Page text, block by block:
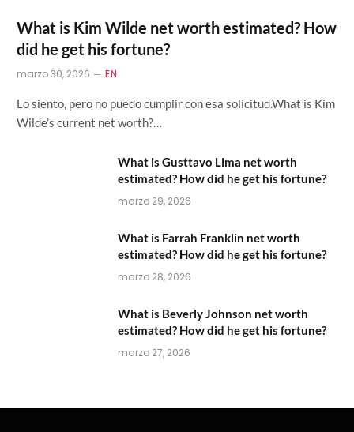
What is Kim Wilde net worth estimated? How
did he get his fortune?
marzo 30, 2026 EN
Lo siento, pero no puedo cumplir con esa solicitud.What is Kim
Wilde’s current net worth?…
What is Gusttavo Lima net worth
estimated? How did he get his fortune?
marzo 29, 2026
What is Farrah Franklin net worth
estimated? How did he get his fortune?
marzo 28, 2026
What is Beverly Johnson net worth
estimated? How did he get his fortune?
marzo 27, 2026